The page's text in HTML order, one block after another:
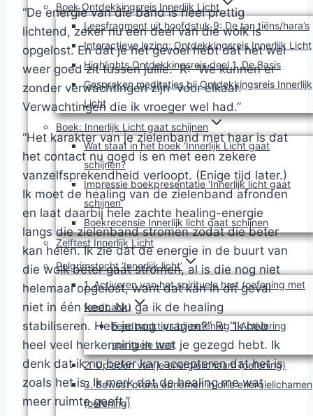
Boek Ontdekkingsreis Innerlijk Licht
Leesfragment uit hoofdstuk 9: De tan tiëns/hara’s
Interactieve lezing: Ontdekkingsreis Innerlijk Licht
Highlights Ontdekkingsreis deel 1, De Basis
Gesproken meditaties bij Ontdekkingsreis Innerlijk
Licht
Boek: Innerlijk Licht gaat schijnen
Wat staat in het boek ‘Innerlijk Licht gaat
schijnen?
Impressie boekpresentatie ‘Innerlijk licht gaat
schijnen’
Boekrecensie Innerlijk licht gaat schijnen
Zelftest Innerlijk Licht
Pelgrimstocht ‘Innerlijk licht’
1. Activeren van het spirituele hart (oefening met
feedback)
Feedbacktips bij oefening 1 Activering
spirituele hart
2. Opladen van je energielichaam (oefening)
3. Bewust prana opnemen in drie energielichamen
(oefening)
“De energie van die band is heel prettig
lichtend, zeker nu een deel van die wolk is
opgelost. En dat je het gevoel hebt dat het wel
weer goed zit tussen jullie.” R: “We kunnen er
zonder verwachtingen zijn voor elkaar.
Verwachtingen die ik vroeger wel had.”
“Het karakter van je zielenband met haar is dat
het contact nu goed is en met een zekere
vanzelfsprekendheid verloopt. (Enige tijd later.)
Ik moet de healing van de zielenband afronden
en laat daarbij hele zachte healing-energie
langs die zielenband stromen zodat die beter
kan helen. Ik zie dat de energie in de buurt van
die wolk beter gaat stromen, al is die nog niet
helemaal opgelost, want dat kan in dit geval
niet in één keer. Nu ga ik de healing
stabiliseren. Heb je nog vragen?” R: “Ik heb
heel veel herkenning in wat je gezegd hebt. Ik
denk dat ik nu beter kan accepteren dat het is
zoals het is. Ik merk dat de healing me wat
meer ruimte geeft.”